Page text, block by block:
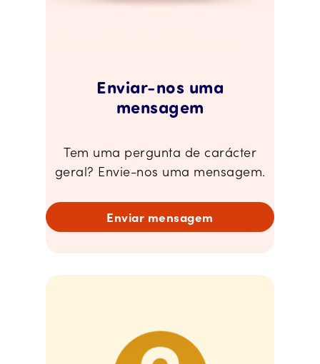
Enviar-nos uma
mensagem
Tem uma pergunta de carácter
geral? Envie-nos uma mensagem.
Enviar mensagem